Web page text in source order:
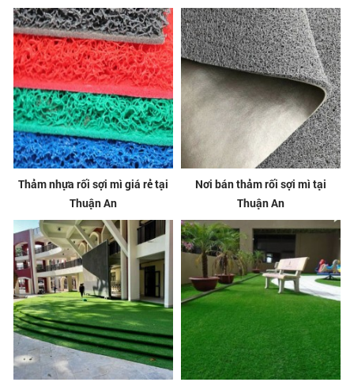
Thảm nhựa rối sợi mì giá rẻ tại
Thuận An
Nơi bán thảm rối sợi mì tại
Thuận An